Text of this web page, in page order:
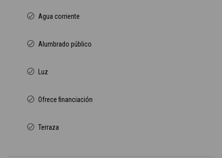
Agua corriente
Alumbrado público
Luz
Ofrece financiación
Terraza